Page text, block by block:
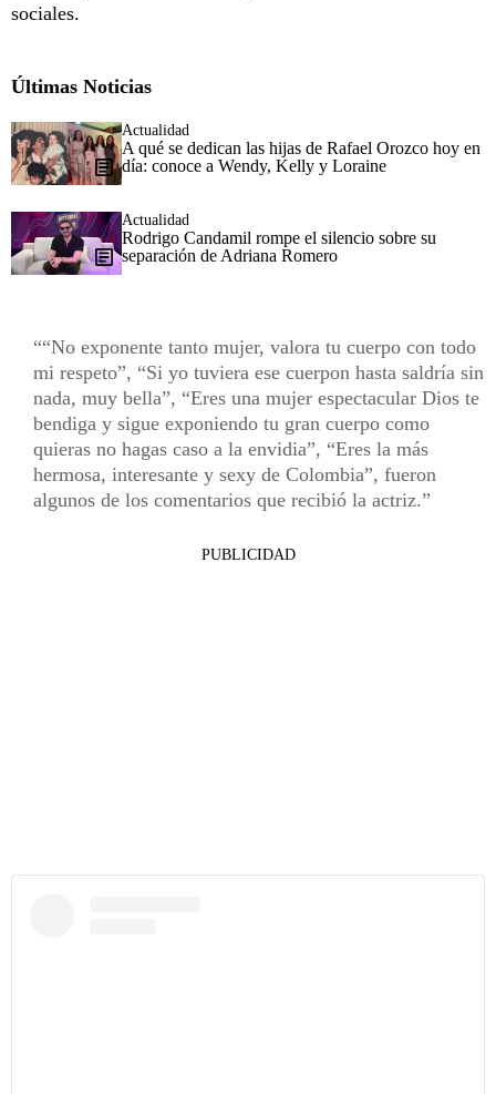
sociales.
Últimas Noticias
Actualidad
A qué se dedican las hijas de Rafael Orozco hoy en
día: conoce a Wendy, Kelly y Loraine
Actualidad
Rodrigo Candamil rompe el silencio sobre su
separación de Adriana Romero
“No exponente tanto mujer, valora tu cuerpo con todo
mi respeto”, “Si yo tuviera ese cuerpon hasta saldría sin
nada, muy bella”, “Eres una mujer espectacular Dios te
bendiga y sigue exponiendo tu gran cuerpo como
quieras no hagas caso a la envidia”, “Eres la más
hermosa, interesante y sexy de Colombia”, fueron
algunos de los comentarios que recibió la actriz.
PUBLICIDAD